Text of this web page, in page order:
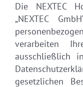
Die NEXTEC
„NEXTEC
verarbeiten
ausschließlich
gesetzlichen